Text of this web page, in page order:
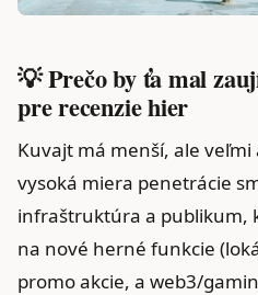
💡 Prečo by ťa mal
pre recenzie hier
Kuvajt má menší, ale
vysoká miera penetrácie
infraštruktúra a publikum,
na nové herné funkcie
promo akcie, a web3/